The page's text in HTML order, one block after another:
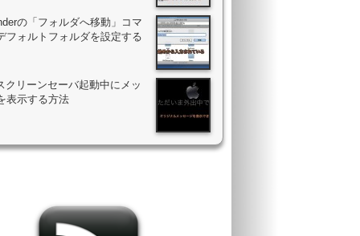
の「フォルダへ移動」コマ
フォルトフォルダを設定する
クリーンセーバ起動中にメッ
表示する方法